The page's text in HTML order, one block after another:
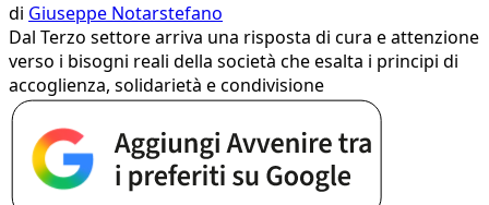
di Giuseppe Notarstefano
Dal Terzo settore arriva una risposta di cura e attenzione
verso i bisogni reali della società che esalta i principi di
accoglienza, solidarietà e condivisione